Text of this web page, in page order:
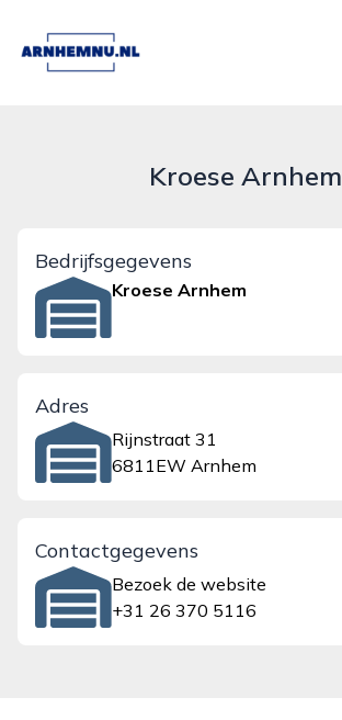
arnhemnu.nl
Kroese Arnhem
Bedrijfsgegevens
Kroese Arnhem
Adres
Rijnstraat 31
6811EW Arnhem
Contactgegevens
Bezoek de website
+31 26 370 5116